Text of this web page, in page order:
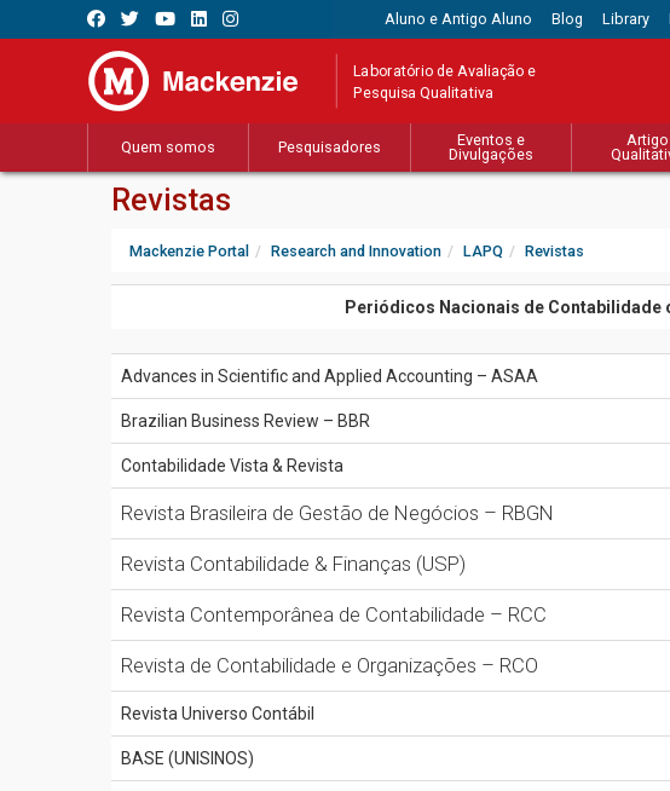
Aluno e Antigo Aluno Blog Library
Laboratório de Avaliação e
Pesquisa Qualitativa
Quem somos Pesquisadores
Eventos e
Divulgações
Revistas
Mackenzie Portal Research and Innovation LAPQ Revistas
Periódicos Nacionais de
Advances in Scientific and Applied Accounting – ASAA
Brazilian Business Review – BBR
Contabilidade Vista & Revista
Revista Brasileira de Gestão de Negócios – RBGN
Revista Contabilidade & Finanças (USP)
Revista Contemporânea de Contabilidade – RCC
Revista de Contabilidade e Organizações – RCO
Revista Universo Contábil
BASE (UNISINOS)